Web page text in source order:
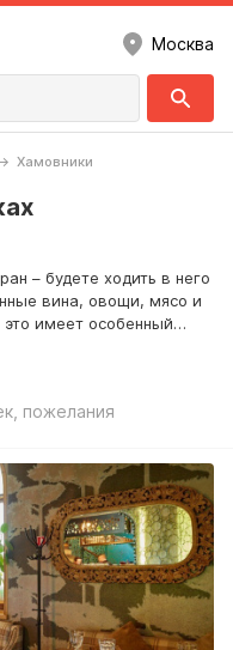
Москва
Хамовники
– будете ходить в него
вина, овощи, мясо и
имеет особенный
чакапули, квери,
пожелания